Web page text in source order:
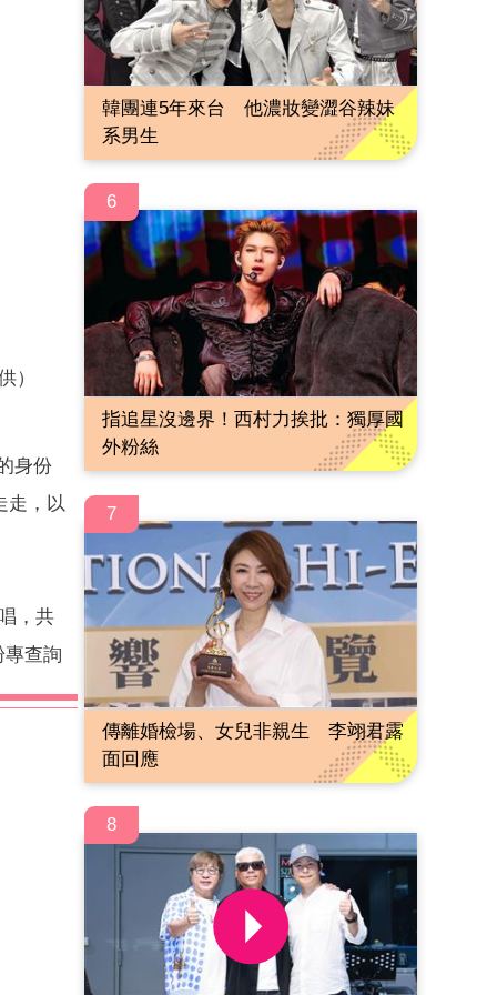
）
身份
走，以
， 共
專查詢
韓團連5年來台 他濃妝變澀谷辣妹
系男生
6
指追星沒邊界！西村力挨批：獨厚國
外粉絲
7
傳離婚檢場、女兒非親生 李翊君露
面回應
8